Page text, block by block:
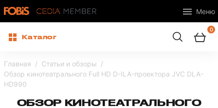
Меню
Каталог
0
Главная
Статьи и обзоры
Обзор кинотеатрального Full HD D-ILA-проектора JVC DLA-
HD990
ОБЗОР КИНОТЕАТРАЛЬНОГО